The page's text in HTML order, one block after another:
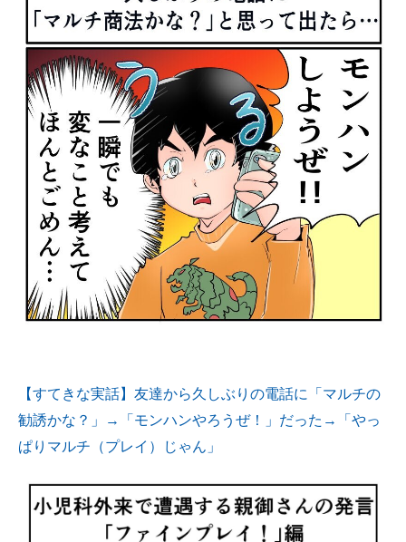
【すてきな実話】友達から久しぶりの電話に「マルチの
勧誘かな？」→「モンハンやろうぜ！」だった→「やっ
ぱりマルチ（プレイ）じゃん」